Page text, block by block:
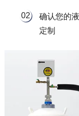
02
确认您的
定制